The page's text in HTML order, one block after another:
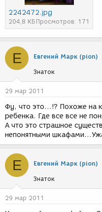
2242472.jpg
204,8 КБ Просмотров: 171
Е Евгений Марк (pion)
Знаток
29 мар 2011
Фу, что это...!? Похоже на
ребенка. Где все все не
А что это страшное
непонятными
Е Евгений Марк (pion)
Знаток
29 мар 2011